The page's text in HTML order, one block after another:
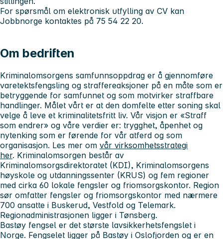
For spørsmål om elektronisk utfylling av CV kan
Jobbnorge kontaktes på 75 54 22 20.
Om bedriften
Kriminalomsorgens samfunnsoppdrag er å gjennomføre
varetektsfengsling og straffereaksjoner på en måte som er
betryggende for samfunnet og som motvirker straffbare
handlinger. Målet vårt er at den domfelte etter soning skal
velge å leve et kriminalitetsfritt liv. Vår visjon er «Straff
som endrer» og våre verdier er: trygghet, åpenhet og
nytenking som er førende for vår atferd og som
organisasjon. Les mer om vår virksomhetsstrategi
her. Kriminalomsorgen består av
Kriminalomsorgsdirektoratet (KDI), Kriminalomsorgens
høyskole og utdanningssenter (KRUS) og fem regioner
med cirka 60 lokale fengsler og friomsorgskontor. Region
sør omfatter fengsler og friomsorgskontor med nærmere
700 ansatte i Buskerud, Vestfold og Telemark.
Regionadministrasjonen ligger i Tønsberg.
Bastøy fengsel er det største lavsikkerhetsfengslet i
Norge. Fengselet ligger på Bastøy i Oslofjorden og er en